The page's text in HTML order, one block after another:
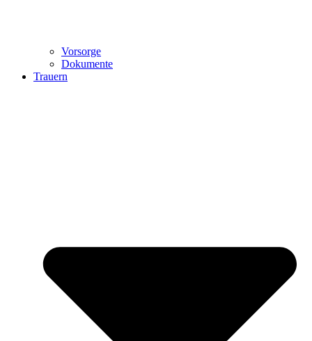
Vorsorge
Dokumente
Trauern